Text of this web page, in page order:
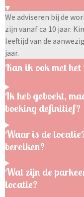
We adviseren bij de
zijn vanaf ca 10 jaar.
leeftijd van de
jaar.
Kan ik ook met het
Ik heb geboekt,
boeking definitief?
Waar is de
bereiken?
Wat zijn de
locatie?